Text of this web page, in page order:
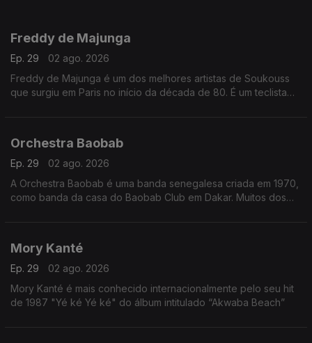
Freddy de Majunga
Ep. 29
02 ago. 2026
Freddy de Majunga é um dos melhores artistas de Soukouss
que surgiu em Paris no início da década de 80. É um teclista
Orchestra Baobab
Ep. 29
02 ago. 2026
A Orchestra Baobab é uma banda senegalesa criada em 1970,
como banda da casa do Baobab Club em Dakar. Muitos dos
Mory Kanté
Ep. 29
02 ago. 2026
Mory Kanté é mais conhecido internacionalmente pelo seu hit
de 1987 "Yé ké Yé ké" do álbum intitulado “Akwaba Beach”